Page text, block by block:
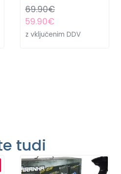
69.90€
59.90€
z vključenim DDV
tudi